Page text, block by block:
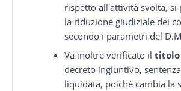
rispetto all'attività svolta, si
la riduzione giudiziale dei
secondo i parametri del
Va inoltre verificato iltitolo
decreto ingiuntivo,
liquidata, poiché cambia la